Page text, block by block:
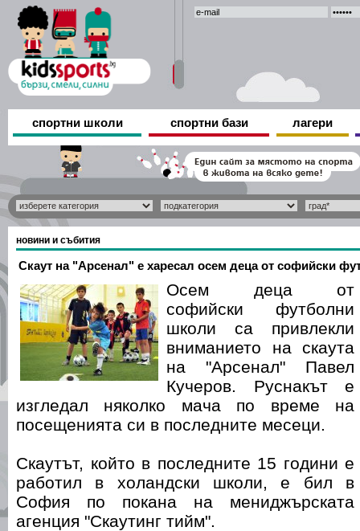
спортни школи спортни бази лагери
новини и събития
Скаут на "Арсенал" е харесал осем деца от софийски
Осем деца от
софийски футболни
школи са привлекли
вниманието на скаута
на "Арсенал" Павел
Кучеров. Руснакът е
изгледал няколко мача по време на
посещенията си в последните месеци.
Скаутът, който в последните 15 години е
работил в холандски школи, е бил в
София по покана на мениджърската
агенция "Скаутинг тийм".